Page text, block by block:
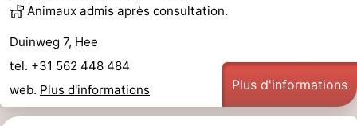
Animaux admis après consultation.
Duinweg 7, Hee
tel. +31 562 448 484
web. Plus d'informations Plus d'informations